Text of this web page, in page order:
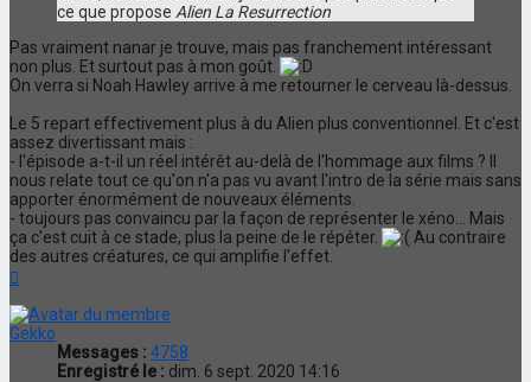
ce que propose Alien La Resurrection
Pas vraiment nanar je trouve, mais pas franchement intéressant
non plus. Et surtout pas à mon goût.
On verra si Noah Hawley arrive à me retourner le cerveau là-dessus.
Le 5 repart effectivement plus à du Alien plus conventionnel. Et c'est
assez divertissant mais :
- l'épisode a-t-il un réel intérêt au-delà de l'hommage aux films ? Il
nous relate tout ce qu'on n'a pas vu avant l'intro de la série mais sans
apporter énormément de nouveaux éléments.
- toujours pas convaincu par la façon de représenter le xéno... Mais
ça c'est cuit à ce stade, plus la peine de le répéter.
Au contraire
des autres créatures, ce qui amplifie l'effet.
Gekko
Messages : 4758
Enregistré le : dim. 6 sept. 2020 14:16